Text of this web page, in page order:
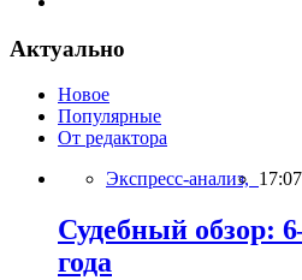
Актуально
Новое
Популярные
От редактора
Экспресс-анализ, 17:07
Судебный обзор:
года